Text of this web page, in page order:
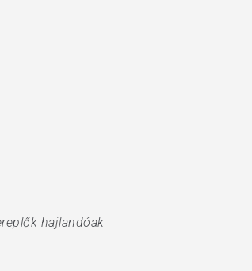
hajlandóak